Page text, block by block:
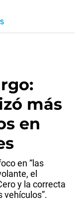
más
en
en “las
el
y la correcta
vehículos”.